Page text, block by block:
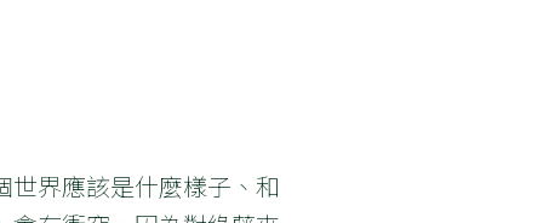
界應該是什麼樣子、和